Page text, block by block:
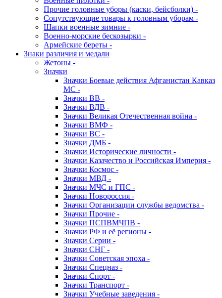
Прочие головные уборы (каски, бейсболки) -
Сопутствующие товары к головным уборам -
Шапки военные зимние -
Военно-морские бескозырки -
Армейские береты -
Знаки различия и медали
Жетоны -
Значки
Значки Боевые действия Афганистан Кавказ
МС -
Значки ВВ -
Значки ВДВ -
Значки Великая Отечественная война -
Значки ВМФ -
Значки ВС -
Значки ДМБ -
Значки Исторические личности -
Значки Казачество и Российская Империя -
Значки Космос -
Значки МВД -
Значки МЧС и ГПС -
Значки Новороссия -
Значки Организации службы ведомства -
Значки Прочие -
Значки ПСПВМЧПВ -
Значки РФ и её регионы -
Значки Серии -
Значки СНГ -
Значки Советская эпоха -
Значки Спецназ -
Значки Спорт -
Значки Транспорт -
Значки Учебные заведения -